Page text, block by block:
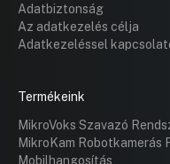
Adatbiztonság
Az adatkezelés célja
Adatkezeléssel
Termékeink
MikroVoks Szavazó
MikroKam Robotkamerás
Mobilhangosítás